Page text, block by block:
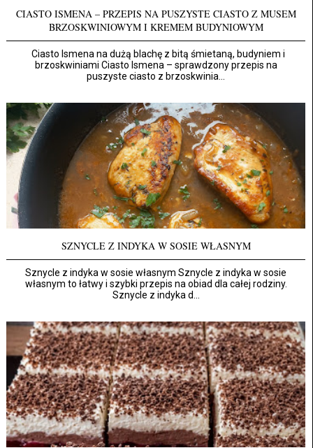
CIASTO ISMENA – PRZEPIS NA PUSZYSTE CIASTO Z MUSEM
BRZOSKWINIOWYM I KREMEM BUDYNIOWYM
Ciasto Ismena na dużą blachę z bitą śmietaną, budyniem i
brzoskwiniami Ciasto Ismena – sprawdzony przepis na
puszyste ciasto z brzoskwinia...
SZNYCLE Z INDYKA W SOSIE WŁASNYM
Sznycle z indyka w sosie własnym Sznycle z indyka w sosie
własnym to łatwy i szybki przepis na obiad dla całej rodziny.
Sznycle z indyka d...